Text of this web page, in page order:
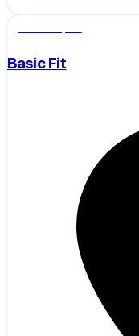
Basic Fit